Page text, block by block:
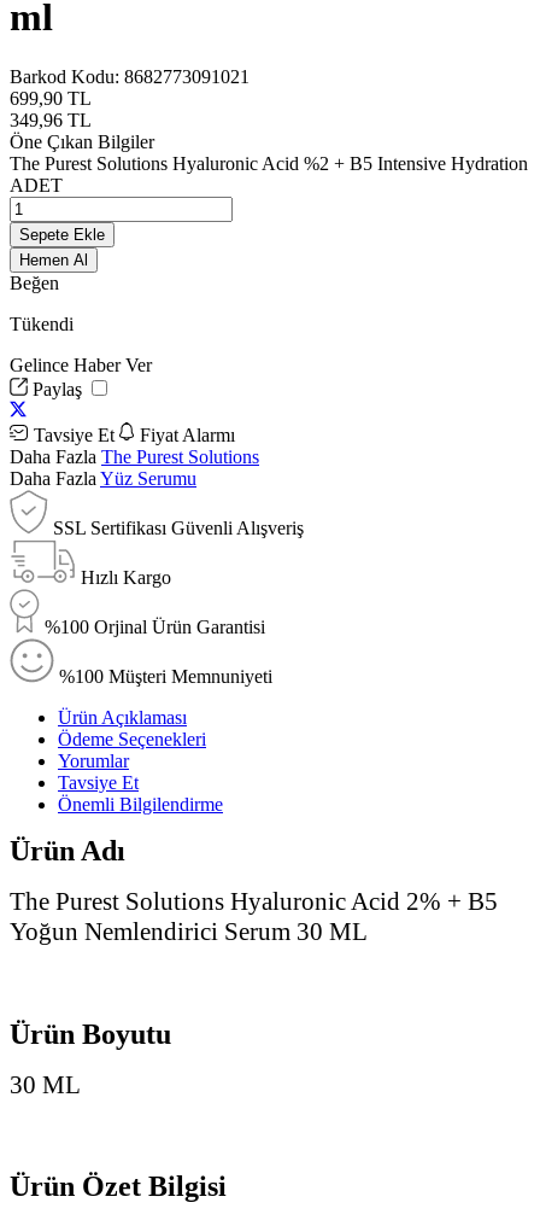
ml
Barkod Kodu: 8682773091021
699,90 TL
349,96 TL
Öne Çıkan Bilgiler
The Purest Solutions Hyaluronic Acid %2 + B5 Intensive Hydration
ADET
Sepete Ekle
Hemen Al
Beğen
Tükendi
Gelince Haber Ver
Paylaş
Tavsiye Et
Fiyat Alarmı
Daha Fazla The Purest Solutions
Daha Fazla Yüz Serumu
SSL Sertifikası Güvenli Alışveriş
Hızlı Kargo
%100 Orjinal Ürün Garantisi
%100 Müşteri Memnuniyeti
Ürün Açıklaması
Ödeme Seçenekleri
Yorumlar
Tavsiye Et
Önemli Bilgilendirme
Ürün Adı
The Purest Solutions Hyaluronic Acid 2% + B5
Yoğun Nemlendirici Serum 30 ML
Ürün Boyutu
30 ML
Ürün Özet Bilgisi